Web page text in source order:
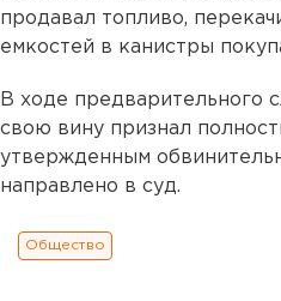
продавал топливо,
емкостей в канистры
В ходе предварительного
свою вину признал
утвержденным
направлено в суд.
Общество